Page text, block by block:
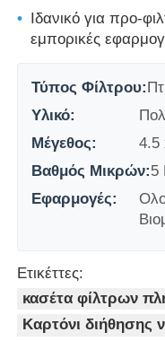
RO κατοικία
Δοχείο πίεσης FRP
Δεξαμενή άλμης
Ρητίνη ανταλλαγής
Ηλεκτρομαγνητική
Ιδανικό για προ-
εμπορικές
Τύπος Φίλτρου:
Υλικό:
Μέγεθος:
4.5
Βαθμός Μικρών:5
Εφαρμογές:
Ετικέττες:
κασέτα φίλτρων
Καρτόνι διήθησης